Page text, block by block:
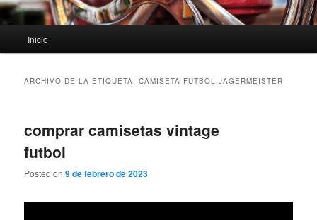
principal
Inicio
ARCHIVO DE LA ETIQUETA:CAMISETA FUTBOL JAGERMEISTER
comprar camisetas vintage
futbol
Posted on9 de febrero de 2023